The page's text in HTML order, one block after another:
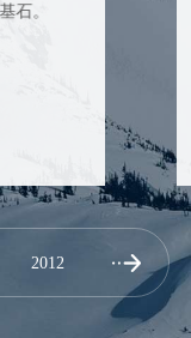
石。
2012 2013